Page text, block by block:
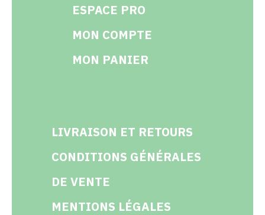
ESPACE PRO
MON COMPTE
MON PANIER
LIVRAISON ET RETOURS
CONDITIONS GÉNÉRALES
DE VENTE
MENTIONS LÉGALES